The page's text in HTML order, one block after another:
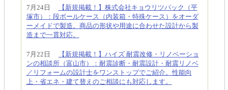
7月24日
【新規掲載！】株式会社キョウリツパック（平
塚市）：段ボールケース（内装箱・特殊ケース）をオーダ
ーメイドで製造。商品の形状や用途に合わせた設計から製
造まで一貫対応。
7月22日
【新規掲載！】ハイズ 耐震改修・リノベーショ
ンの相談所（富山市）：耐震診断・耐震設計・耐震リノベ
／リフォームの設計士をワンストップでご紹介。性能向
上・省エネ・建て替えのご相談にも対応します。